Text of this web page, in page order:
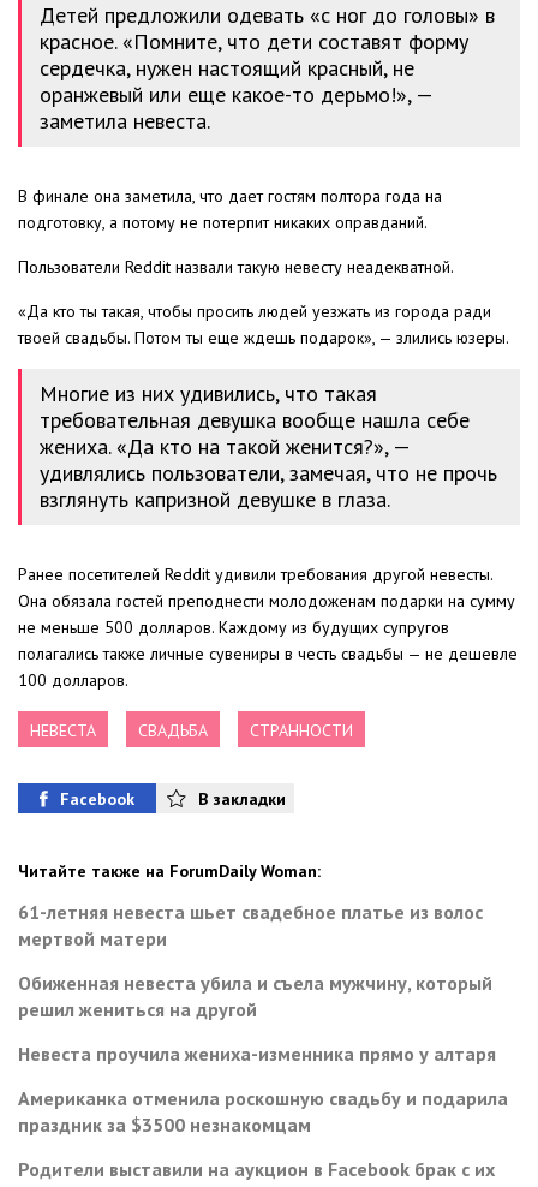
Детей предложили одевать «с ног до головы» в
красное. «Помните, что дети составят форму
сердечка, нужен настоящий красный, не
оранжевый или еще какое-то дерьмо!», —
заметила невеста.
В финале она заметила, что дает гостям полтора года на
подготовку, а потому не потерпит никаких оправданий.
Пользователи Reddit назвали такую невесту неадекватной.
«Да кто ты такая, чтобы просить людей уезжать из города ради
твоей свадьбы. Потом ты еще ждешь подарок», — злились юзеры.
Многие из них удивились, что такая
требовательная девушка вообще нашла себе
жениха. «Да кто на такой женится?», —
удивлялись пользователи, замечая, что не прочь
взглянуть капризной девушке в глаза.
Ранее посетителей Reddit удивили требования другой невесты.
Она обязала гостей преподнести молодоженам подарки на сумму
не меньше 500 долларов. Каждому из будущих супругов
полагались также личные сувениры в честь свадьбы — не дешевле
100 долларов.
НЕВЕСТА СВАДЬБА СТРАННОСТИ
Facebook В закладки
Читайте также на ForumDaily Woman:
61-летняя невеста шьет свадебное платье из волос
мертвой матери
Обиженная невеста убила и съела мужчину, который
решил жениться на другой
Невеста проучила жениха-изменника прямо у алтаря
Американка отменила роскошную свадьбу и подарила
праздник за $3500 незнакомцам
Родители выставили на аукцион в Facebook брак с их